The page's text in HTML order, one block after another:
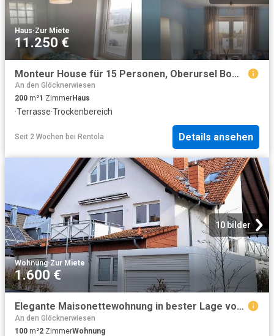
Haus·Zur Miete
11.250 €
Monteur House für 15 Personen, Oberursel Bommersheim
An den Glöcknerwiesen
200 m²1 ZimmerHaus
·Terrasse·Trockenbereich
Seit 2 Wochen bei Rentola Details ansehen
10 bilder
Wohnung·Zur Miete
1.600 €
Elegante Maisonettewohnung in bester Lage von Oberursel
An den Glöcknerwiesen
100 m²2 ZimmerWohnung